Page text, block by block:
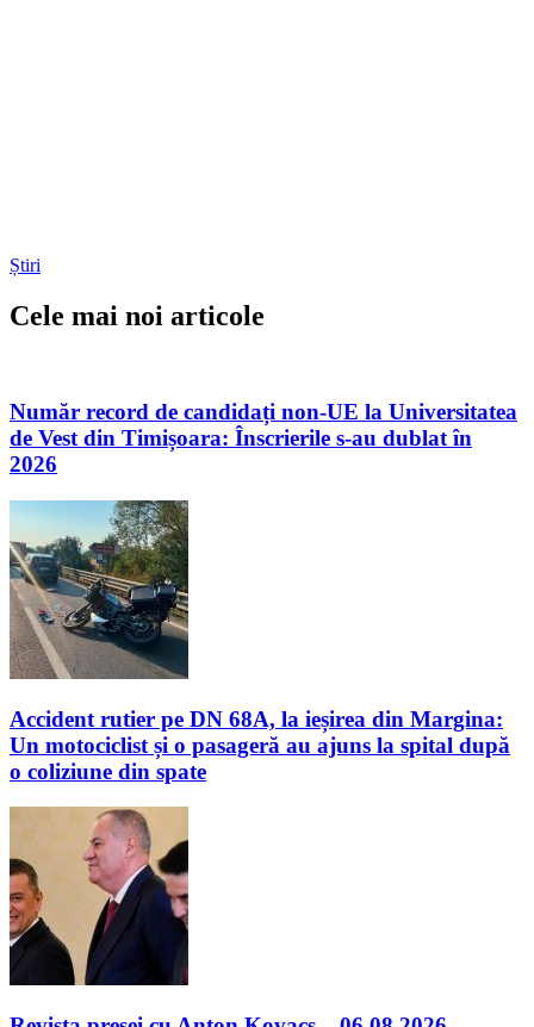
Știri
Cele mai noi articole
Număr record de candidați non-UE la Universitatea
de Vest din Timișoara: Înscrierile s-au dublat în
2026
Accident rutier pe DN 68A, la ieșirea din Margina:
Un motociclist și o pasageră au ajuns la spital după
o coliziune din spate